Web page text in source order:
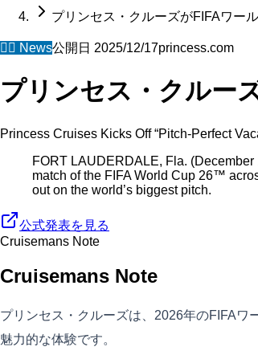
プリンセス・クルーズがFIFAワー
🧜‍♀️ News公開日 2025/12/17princess.com
プリンセス・クルー
Princess Cruises Kicks Off “Pitch-Perfect
FORT LAUDERDALE, Fla.
match of the FIFA World Cup 26™
out on the world’s biggest pitch.
公式発表を見る
Cruisemans Note
Cruisemans Note
プリンセス・クルーズは、2026年のFIFAワ
魅力的な体験です。